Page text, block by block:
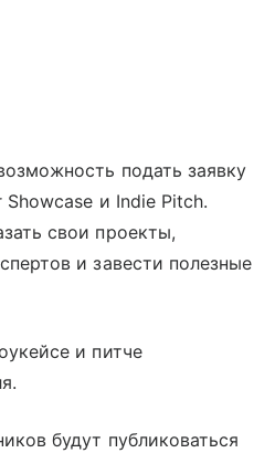
подать заявку
и Indie Pitch.
свои проекты,
и завести полезные
и питче
будут публиковаться